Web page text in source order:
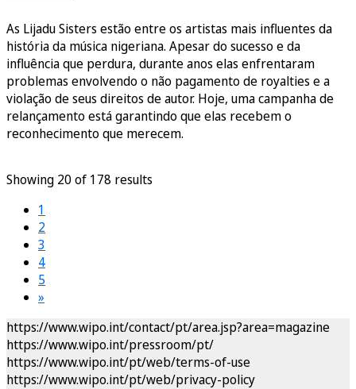
As Lijadu Sisters estão entre os artistas mais influentes da
história da música nigeriana. Apesar do sucesso e da
influência que perdura, durante anos elas enfrentaram
problemas envolvendo o não pagamento de royalties e a
violação de seus direitos de autor. Hoje, uma campanha de
relançamento está garantindo que elas recebem o
reconhecimento que merecem.
Showing 20 of 178 results
1
2
3
4
5
»
https://www.wipo.int/contact/pt/area.jsp?area=magazine
https://www.wipo.int/pressroom/pt/
https://www.wipo.int/pt/web/terms-of-use
https://www.wipo.int/pt/web/privacy-policy